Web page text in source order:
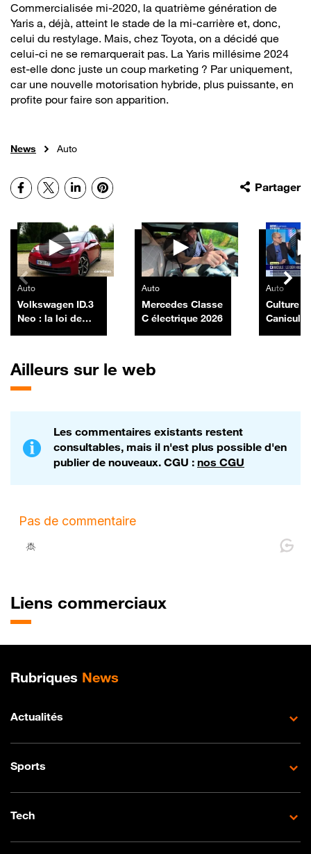
Commercialisée mi-2020, la quatrième génération de
Yaris a, déjà, atteint le stade de la mi-carrière et, donc,
celui du restylage. Mais, chez Toyota, on a décidé que
celui-ci ne se remarquerait pas. La Yaris millésime 2024
est-elle donc juste un coup marketing ? Par uniquement,
car une nouvelle motorisation hybride, plus puissante, en
profite pour faire son apparition.
News Auto
Partager
Facebook
X LinkedInPinterest
Autres vidéos
Auto
Volkswagen ID.3
Neo : la loi de
Auto
Mercedes Classe
C électrique 2026
Auto
Culture
Ailleurs sur le web
Les commentaires existants restent
consultables, mais il n'est plus possible d'en
publier de nouveaux. CGU : nos CGU
Liens commerciaux
Plan de site
Rubriques News
Actualités
Sports
Tech